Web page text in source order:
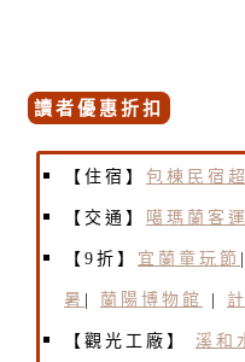
讀者優惠折扣
【住宿】 包棟民宿
【交通】 噶瑪蘭客運
【9折】 宜蘭童玩節 |
暑 | 蘭陽博物館 |
【觀光工廠】 溪和